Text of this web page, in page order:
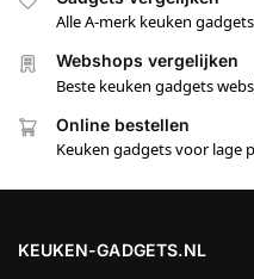
Alle A-merk keuken gadgets
Webshops vergelijken
Beste keuken gadgets
Online bestellen
Keuken gadgets voor lage
KEUKEN-GADGETS.NL